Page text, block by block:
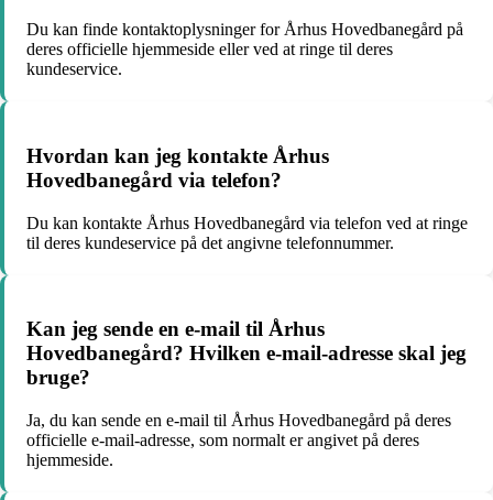
Du kan finde kontaktoplysninger for Århus Hovedbanegård på
deres officielle hjemmeside eller ved at ringe til deres
kundeservice.
Hvordan kan jeg kontakte Århus
Hovedbanegård via telefon?
Du kan kontakte Århus Hovedbanegård via telefon ved at ringe
til deres kundeservice på det angivne telefonnummer.
Kan jeg sende en e-mail til Århus
Hovedbanegård? Hvilken e-mail-adresse skal jeg
bruge?
Ja, du kan sende en e-mail til Århus Hovedbanegård på deres
officielle e-mail-adresse, som normalt er angivet på deres
hjemmeside.